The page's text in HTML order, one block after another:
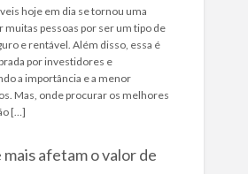
hoje em dia se tornou uma
pessoas por ser um tipo de
e rentável. Além disso, essa é
por investidores e
a importância e a menor
Mas, onde procurar os melhores
[…]
afetam o valor de